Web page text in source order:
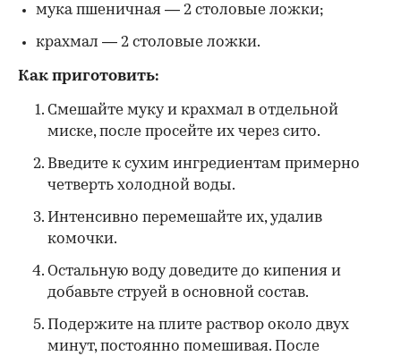
мука пшеничная — 2 столовые ложки;
крахмал — 2 столовые ложки.
Как приготовить:
Смешайте муку и крахмал в отдельной
миске, после просейте их через сито.
Введите к сухим ингредиентам примерно
четверть холодной воды.
Интенсивно перемешайте их, удалив
комочки.
Остальную воду доведите до кипения и
добавьте струей в основной состав.
Подержите на плите раствор около двух
минут, постоянно помешивая. После